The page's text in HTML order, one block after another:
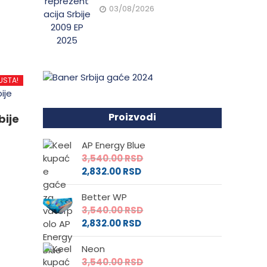
03/08/2026
Proizvodi
AP Energy Blue
3,540.00RSD
2,832.00RSD
Better WP
3,540.00RSD
2,832.00RSD
Neon
3,540.00RSD